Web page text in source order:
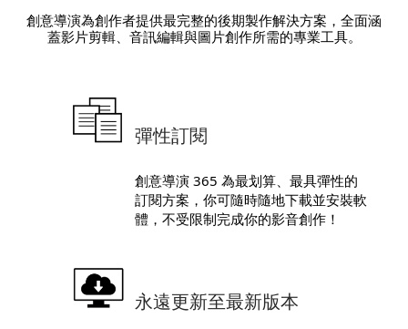
創意導演為創作者提供最完整的後期製作解決方案，全面涵
蓋影片剪輯、音訊編輯與圖片創作所需的專業工具。
彈性訂閱
創意導演 365 為最划算、最具彈性的
訂閱方案，你可隨時隨地下載並安裝軟
體，不受限制完成你的影音創作！
永遠更新至最新版本